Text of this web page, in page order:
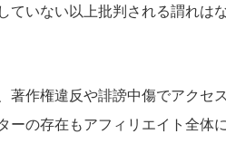
ていない以上批判される謂れは
著作権違反や誹謗中傷でアクセ
ーの存在もアフィリエイト全体